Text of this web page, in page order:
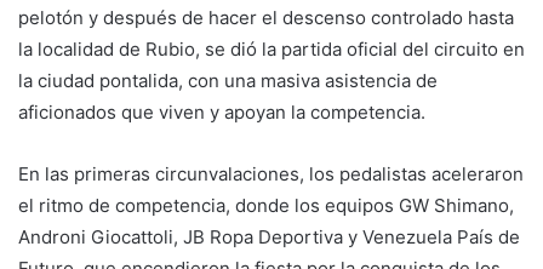
pelotón y después de hacer el descenso controlado hasta
la localidad de Rubio, se dió la partida oficial del circuito en
la ciudad pontalida, con una masiva asistencia de
aficionados que viven y apoyan la competencia.
En las primeras circunvalaciones, los pedalistas aceleraron
el ritmo de competencia, donde los equipos GW Shimano,
Androni Giocattoli, JB Ropa Deportiva y Venezuela País de